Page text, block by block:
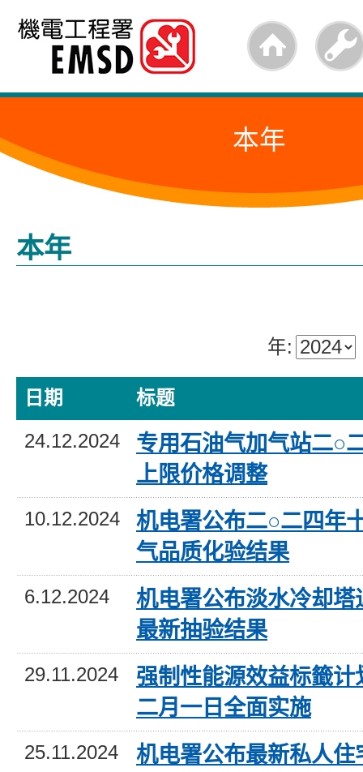
跳
内
的
始
本年
本年
年:
日期 标题
24.12.2024
专用石油气加气站二○
上限价格调整
10.12.2024
机电署公布二○二四年
气品质化验结果
6.12.2024
机电署公布淡水冷却塔
最新抽验结果
29.11.2024
强制性能源效益标籤计
二月一日全面实施
25.11.2024
机电署公布最新私人住